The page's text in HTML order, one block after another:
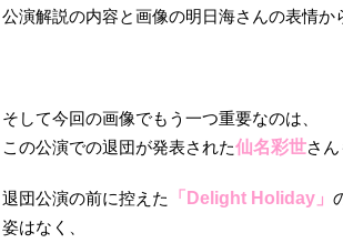
公演解説の内容と画像の明日海さんの表情か
そして今回の画像でもう一つ重要なのは、
この公演での退団が発表された仙名彩世さ
退団公演の前に控えた 「Delight Holiday」
姿はなく、